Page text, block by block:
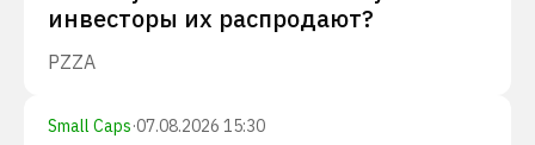
инвесторы их распродают?
PZZA
Small Caps·07.08.2026 15:30